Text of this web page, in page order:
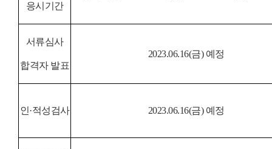
응시기간
서류심사
합격자 발표
2023.06.16(금) 예정
인·적성검사 2023.06.16(금) 예정